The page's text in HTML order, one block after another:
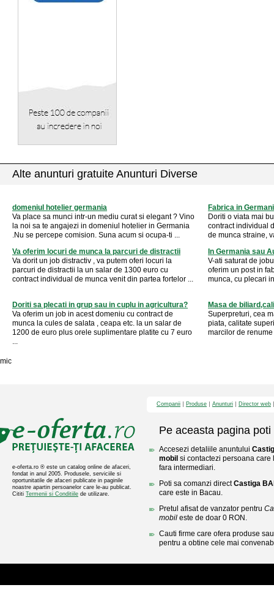
Alte anunturi gratuite Anunturi Diverse
domeniul hotelier germania
Va place sa munci intr-un mediu curat si elegant ? Vino
la noi sa te angajezi in domeniul hotelier in Germania
.Nu se percepe comision. Suna acum si ocupa-ti ...
Fabrica in
Doriti o viata mai
contract individual
de munca straine,
Va oferim locuri de munca la parcuri de distractii
Va dorit un job distractiv , va putem oferi locuri la
parcuri de distractii la un salar de 1300 euro cu
contract individual de munca venit din partea fortelor ...
In Germania sau
V-ati saturat de
oferim un post in
munca, cu plecari
Doriti sa plecati in grup sau in cuplu in agricultura?
Va oferim un job in acest domeniu cu contract de
munca la cules de salata , ceapa etc. la un salar de
1200 de euro plus orele suplimentare platite cu 7 euro
...
Masa de
Superpreturi, cea
piata, calitate
marcilor de renume
mic
e-oferta.ro ® este un catalog online de afaceri,
fondat in anul 2005. Produsele, serviciile si
oportunitatile de afaceri publicate in paginile
noastre apartin persoanelor care le-au publicat.
Cititi Termenii si Conditiile de utilizare.
Companii Produse Anunturi Director web
Pe aceasta pagina poti
Accesezi detaliile anuntului
mobil si contactezi persoana
fara intermediari.
Poti sa comanzi directCastiga
care este in Bacau.
Pretul afisat de vanzator pentru
mobil este de doar 0 RON.
Cauti firme care ofera produse
pentru a obtine cele mai